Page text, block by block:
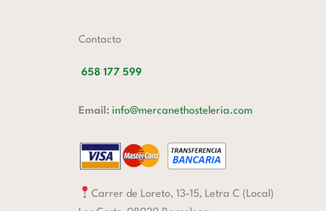
Contacto
658 177 599
Email: info@mercanethosteleria.com
Carrer de Loreto, 13-15, Letra C (Local)